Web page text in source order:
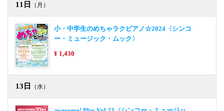
11日 （月）
小・中学生のめちゃラクピアノ☆2024〈シンコ
ー・ミュージック・ムック〉
¥ 1,430
13日 （水）